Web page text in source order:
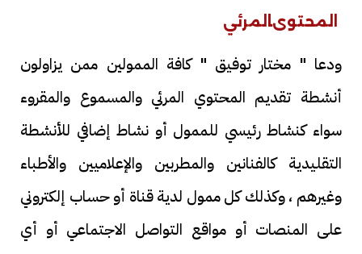
المحتوىالمرئي
ودعا " مختار توفيق " كافة الممولين ممن يزاولون
أنشطة تقديم المحتوي المرئي والمسموع والمقروء
سواء كنشاط رئيسي للممول أو نشاط إضافي للأنشطة
التقليدية كالفنانين والمطربين والإعلاميين والأطباء
وغيرهم ، وكذلك كل ممول لدية قناة أو حساب إلكتروني
على المنصات أو مواقع التواصل الاجتماعي أو أي